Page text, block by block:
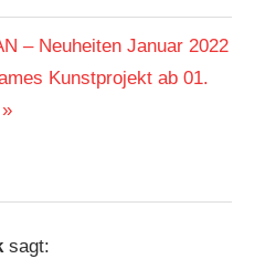
– Neuheiten Januar 2022
Kunstprojekt ab 01.
sagt: